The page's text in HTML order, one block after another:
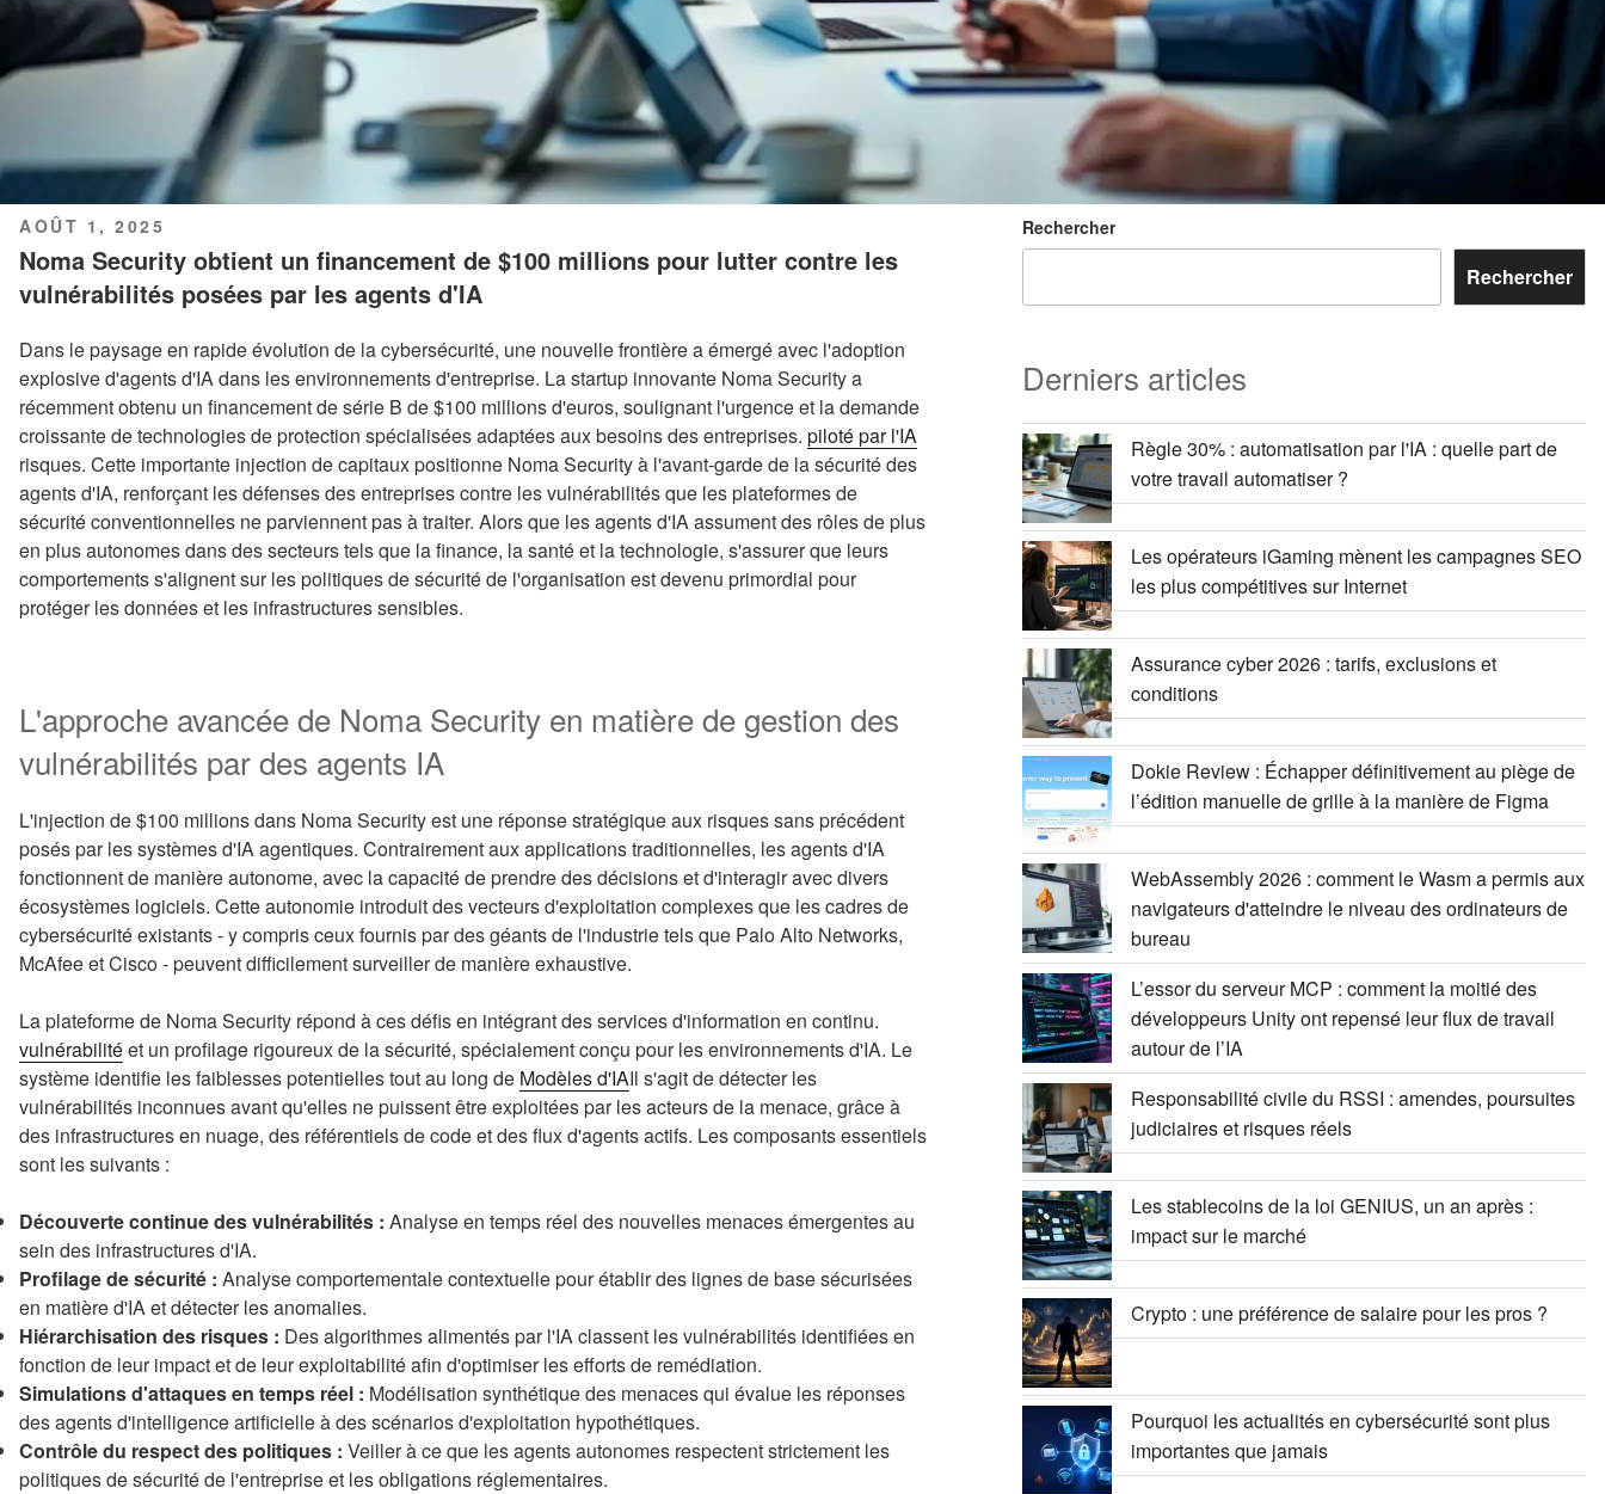
PUBLIÉ
LE
AOÛT 1, 2025
Noma Security obtient un financement de $100 millions pour lutter contre les
vulnérabilités posées par les agents d'IA
Dans le paysage en rapide évolution de la cybersécurité, une nouvelle frontière a émergé avec l'adoption
explosive d'agents d'IA dans les environnements d'entreprise. La startup innovante Noma Security a
récemment obtenu un financement de série B de $100 millions d'euros, soulignant l'urgence et la demande
croissante de technologies de protection spécialisées adaptées aux besoins des entreprises. piloté par l'IA
risques. Cette importante injection de capitaux positionne Noma Security à l'avant-garde de la sécurité des
agents d'IA, renforçant les défenses des entreprises contre les vulnérabilités que les plateformes de
sécurité conventionnelles ne parviennent pas à traiter. Alors que les agents d'IA assument des rôles de plus
en plus autonomes dans des secteurs tels que la finance, la santé et la technologie, s'assurer que leurs
comportements s'alignent sur les politiques de sécurité de l'organisation est devenu primordial pour
protéger les données et les infrastructures sensibles.
L'approche avancée de Noma Security en matière de gestion des
vulnérabilités par des agents IA
L'injection de $100 millions dans Noma Security est une réponse stratégique aux risques sans précédent
posés par les systèmes d'IA agentiques. Contrairement aux applications traditionnelles, les agents d'IA
fonctionnent de manière autonome, avec la capacité de prendre des décisions et d'interagir avec divers
écosystèmes logiciels. Cette autonomie introduit des vecteurs d'exploitation complexes que les cadres de
cybersécurité existants - y compris ceux fournis par des géants de l'industrie tels que Palo Alto Networks,
McAfee et Cisco - peuvent difficilement surveiller de manière exhaustive.
La plateforme de Noma Security répond à ces défis en intégrant des services d'information en continu.
vulnérabilitéet un profilage rigoureux de la sécurité, spécialement conçu pour les environnements d'IA. Le
système identifie les faiblesses potentielles tout au long de Modèles d'IAIl s'agit de détecter les
vulnérabilités inconnues avant qu'elles ne puissent être exploitées par les acteurs de la menace, grâce à
des infrastructures en nuage, des référentiels de code et des flux d'agents actifs. Les composants essentiels
sont les suivants :
Découverte continue des vulnérabilités : Analyse en temps réel des nouvelles menaces émergentes au
sein des infrastructures d'IA.
Profilage de sécurité : Analyse comportementale contextuelle pour établir des lignes de base sécurisées
en matière d'IA et détecter les anomalies.
Hiérarchisation des risques : Des algorithmes alimentés par l'IA classent les vulnérabilités identifiées en
fonction de leur impact et de leur exploitabilité afin d'optimiser les efforts de remédiation.
Simulations d'attaques en temps réel : Modélisation synthétique des menaces qui évalue les réponses
des agents d'intelligence artificielle à des scénarios d'exploitation hypothétiques.
Contrôle du respect des politiques : Veiller à ce que les agents autonomes respectent strictement les
politiques de sécurité de l'entreprise et les obligations réglementaires.
Rechercher
Rechercher
Derniers articles
Règle 30% : automatisation par l'IA : quelle part de
votre travail automatiser ?
Les opérateurs iGaming mènent les campagnes SEO
les plus compétitives sur Internet
Assurance cyber 2026 : tarifs, exclusions et
conditions
Dokie Review : Échapper définitivement au piège de
l’édition manuelle de grille à la manière de Figma
WebAssembly 2026 : comment le Wasm a permis aux
navigateurs d'atteindre le niveau des ordinateurs de
bureau
L’essor du serveur MCP : comment la moitié des
développeurs Unity ont repensé leur flux de travail
autour de l’IA
Responsabilité civile du RSSI : amendes, poursuites
judiciaires et risques réels
Les stablecoins de la loi GENIUS, un an après :
impact sur le marché
Crypto : une préférence de salaire pour les pros ?
Pourquoi les actualités en cybersécurité sont plus
importantes que jamais